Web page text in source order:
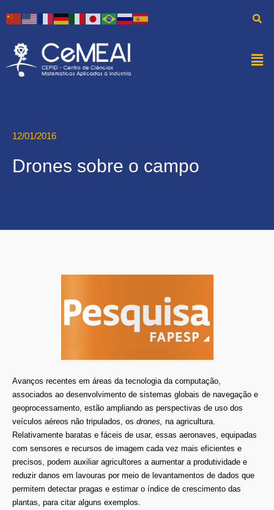
12/01/2016
Drones sobre o campo
Avanços recentes em áreas da tecnologia da computação,
associados ao desenvolvimento de sistemas globais de navegação e
geoprocessamento, estão ampliando as perspectivas de uso dos
veículos aéreos não tripulados, os drones, na agricultura.
Relativamente baratas e fáceis de usar, essas aeronaves, equipadas
com sensores e recursos de imagem cada vez mais eficientes e
precisos, podem auxiliar agricultores a aumentar a produtividade e
reduzir danos em lavouras por meio de levantamentos de dados que
permitem detectar pragas e estimar o índice de crescimento das
plantas, para citar alguns exemplos.